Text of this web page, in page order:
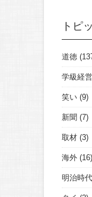
トピ
道徳
学級経営
笑い (9)
新聞 (7)
取材 (3)
海外 (16)
明治時代